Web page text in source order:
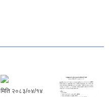
मिति २०८३/०४/१४